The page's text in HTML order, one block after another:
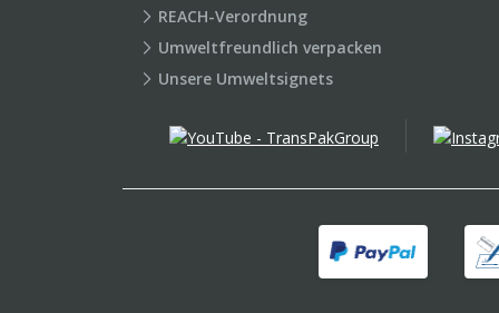
REACH-Verordnung
Umweltfreundlich verpacken
Unsere Umweltsignets